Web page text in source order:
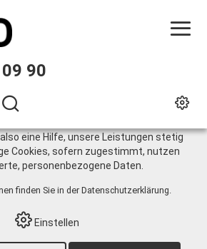
90
› MOTOREN ›
VERWENDET COOKIES
Website verschiedene Cookies:
für den korrekten Betrieb der Website,
Ihnen mehr Funktionalitäten, und noch
eine Hilfe, unsere Leistungen stetig
Cookies, sofern zugestimmt, nutzen
personenbezogene Daten.
finden Sie in der Datenschutzerklärung.
Einstellen